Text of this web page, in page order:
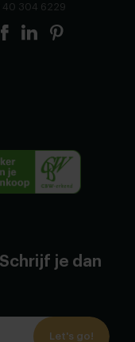
40 304 6229
je dan
Let's go!